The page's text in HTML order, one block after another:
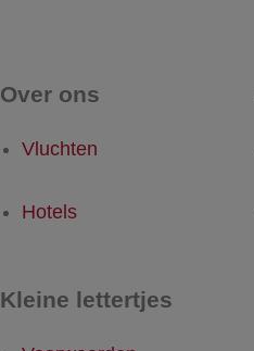
Over ons
Vluchten
Hotels
Kleine lettertjes